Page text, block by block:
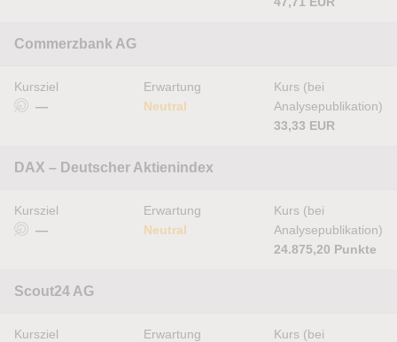
Commerzbank AG
Kursziel
—
Erwartung
Neutral
Kurs (bei
Analysepublikation)
33,33 EUR
DAX – Deutscher Aktienindex
Kursziel
—
Erwartung
Neutral
Kurs (bei
Analysepublikation)
24.875,20 Punkte
Scout24 AG
Kursziel
Erwartung
Kurs (bei